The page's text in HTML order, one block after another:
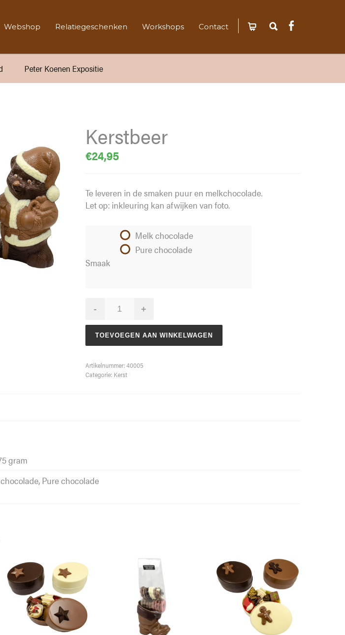
Webshop Relatiegeschenken Workshops Contact
Peter Koenen Expositie
Kerstbeer
€24,95
Te leveren in de smaken puur en melkchocolade.
Let op: inkleuring kan afwijken van foto.
Smaak
Melk chocolade
Pure chocolade
Kerstbeer
- +
TOEVOEGEN AAN WINKELWAGEN
Artikelnummer: 40005
Categorie: Kerst
gram
Pure chocolade